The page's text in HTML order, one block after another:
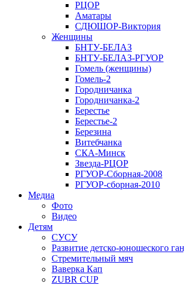
РЦОР
Аматары
СДЮШОР-Виктория
Женщины
БНТУ-БЕЛАЗ
БНТУ-БЕЛАЗ-РГУОР
Гомель (женщины)
Гомель-2
Городничанка
Городничанка-2
Берестье
Берестье-2
Березина
Витебчанка
СКА-Минск
Звезда-РЦОР
РГУОР-Сборная-2008
РГУОР-сборная-2010
Медиа
Фото
Видео
Детям
СУСУ
Развитие детско-юношеского
Стремительный мяч
Ваверка Кап
ZUBR CUP